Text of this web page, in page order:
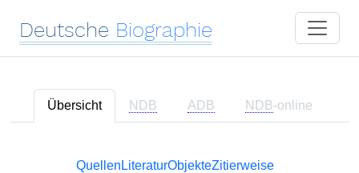
Deutsche Biographie
Übersicht NDB ADB NDB-online
Quellen LiteraturObjekteZitierweise